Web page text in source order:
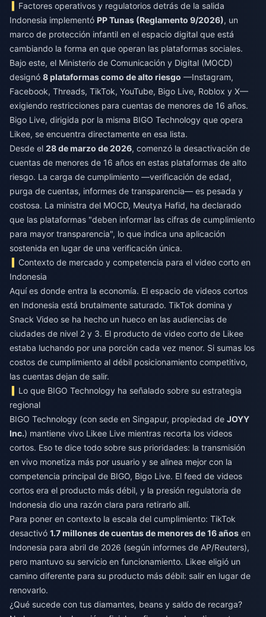
Factores operativos y regulatorios detrás de la salida
Indonesia implementó PP Tunas (Reglamento 9/2026), un
marco de protección infantil en el espacio digital que está
cambiando la forma en que operan las plataformas sociales.
Bajo este, el Ministerio de Comunicación y Digital (MOCD)
designó 8 plataformas como de alto riesgo —Instagram,
Facebook, Threads, TikTok, YouTube, Bigo Live, Roblox y X—
exigiendo restricciones para cuentas de menores de 16 años.
Bigo Live, dirigida por la misma BIGO Technology que opera
Likee, se encuentra directamente en esa lista.
Desde el 28 de marzo de 2026, comenzó la desactivación de
cuentas de menores de 16 años en estas plataformas de alto
riesgo. La carga de cumplimiento —verificación de edad,
purga de cuentas, informes de transparencia— es pesada y
costosa. La ministra del MOCD, Meutya Hafid, ha declarado
que las plataformas "deben informar las cifras de cumplimiento
para mayor transparencia", lo que indica una aplicación
sostenida en lugar de una verificación única.
Contexto de mercado y competencia para el video corto en
Indonesia
Aquí es donde entra la economía. El espacio de videos cortos
en Indonesia está brutalmente saturado. TikTok domina y
Snack Video se ha hecho un hueco en las audiencias de
ciudades de nivel 2 y 3. El producto de video corto de Likee
estaba luchando por una porción cada vez menor. Si sumas los
costos de cumplimiento al débil posicionamiento competitivo,
las cuentas dejan de salir.
Lo que BIGO Technology ha señalado sobre su estrategia
regional
BIGO Technology (con sede en Singapur, propiedad de JOYY
Inc.) mantiene vivo Likee Live mientras recorta los videos
cortos. Eso te dice todo sobre sus prioridades: la transmisión
en vivo monetiza más por usuario y se alinea mejor con la
competencia principal de BIGO, Bigo Live. El feed de videos
cortos era el producto más débil, y la presión regulatoria de
Indonesia dio una razón clara para retirarlo allí.
Para poner en contexto la escala del cumplimiento: TikTok
desactivó 1.7 millones de cuentas de menores de 16 años en
Indonesia para abril de 2026 (según informes de AP/Reuters),
pero mantuvo su servicio en funcionamiento. Likee eligió un
camino diferente para su producto más débil: salir en lugar de
renovarlo.
¿Qué sucede con tus diamantes, beans y saldo de recarga?